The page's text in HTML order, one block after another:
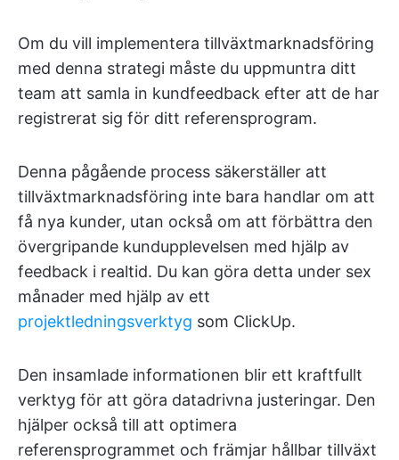
Om du vill implementera tillväxtmarknadsföring
med denna strategi måste du uppmuntra ditt
team att samla in kundfeedback efter att de har
registrerat sig för ditt referensprogram.
Denna pågående process säkerställer att
tillväxtmarknadsföring inte bara handlar om att
få nya kunder, utan också om att förbättra den
övergripande kundupplevelsen med hjälp av
feedback i realtid. Du kan göra detta under sex
månader med hjälp av ett
projektledningsverktyg som ClickUp.
Den insamlade informationen blir ett kraftfullt
verktyg för att göra datadrivna justeringar. Den
hjälper också till att optimera
referensprogrammet och främjar hållbar tillväxt